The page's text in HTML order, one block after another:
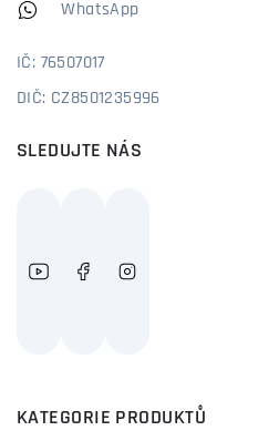
WhatsApp
IČ: 76507017
DIČ: CZ8501235996
SLEDUJTE NÁS
KATEGORIE PRODUKTŮ